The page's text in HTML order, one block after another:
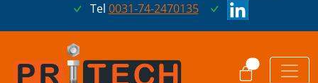
Tel 0031-74-2470135